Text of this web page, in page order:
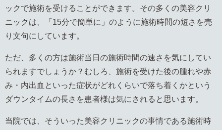
ックで施術を受けることができます。その多くの美容クリ
ニックは、「15分で簡単に」のように施術時間の短さを売
り文句にしています。
ただ、多くの方は施術当日の施術時間の速さを気にしてい
られますでしょうか？むしろ、施術を受けた後の腫れや赤
み・内出血といった症状がどれくらいで落ち着くかという
ダウンタイムの長さを患者様は気にされると思います。
当院では、そういった美容クリニックの事情である施術時